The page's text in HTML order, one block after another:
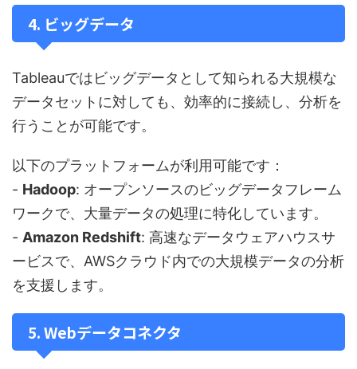
4. ビッグデータ
Tableauではビッグデータとして知られる大規模な
データセットに対しても、効率的に接続し、分析を
行うことが可能です。
以下のプラットフォームが利用可能です：
- Hadoop: オープンソースのビッグデータフレーム
ワークで、大量データの処理に特化しています。
- Amazon Redshift: 高速なデータウェアハウスサ
ービスで、AWSクラウド内での大規模データの分析
を支援します。
5. Webデータコネクタ